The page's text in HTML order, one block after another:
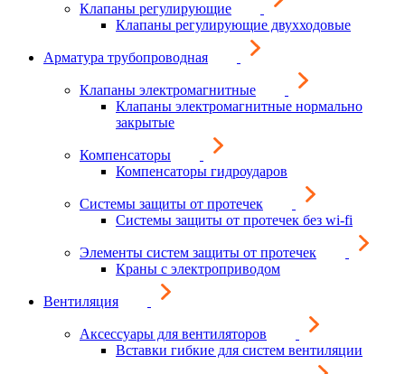
Клапаны регулирующие
Клапаны регулирующие двухходовые
Арматура трубопроводная
Клапаны электромагнитные
Клапаны электромагнитные нормально
закрытые
Компенсаторы
Компенсаторы гидроударов
Системы защиты от протечек
Системы защиты от протечек без wi-fi
Элементы систем защиты от протечек
Краны с электроприводом
Вентиляция
Аксессуары для вентиляторов
Вставки гибкие для систем вентиляции